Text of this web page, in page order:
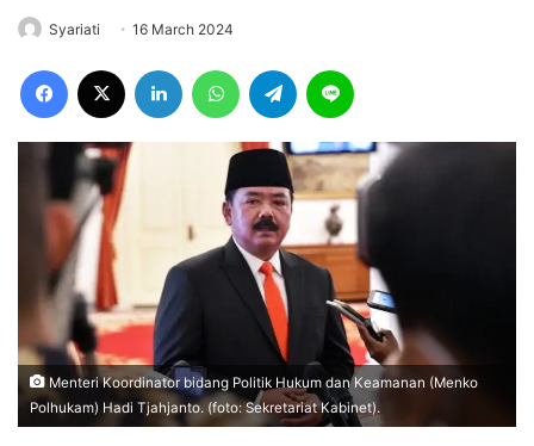
Syariati 16 March 2024
Facebook LinkedIn WhatsAppTelegram
Menteri Koordinator bidang Politik Hukum dan Keamanan (Menko
Polhukam) Hadi Tjahjanto. (foto: Sekretariat Kabinet).